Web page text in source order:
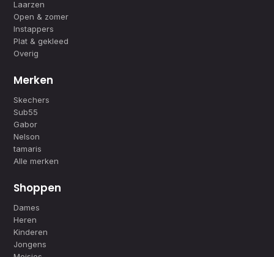
Laarzen
Open & zomer
Instappers
Plat & gekleed
Overig
Merken
Skechers
Sub55
Gabor
Nelson
tamaris
Alle merken
Shoppen
Dames
Heren
Kinderen
Jongens